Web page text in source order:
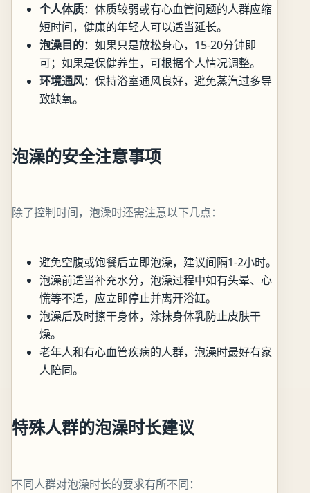
个人体质：体质较弱或有心血管问题的人群应缩
短时间，健康的年轻人可以适当延长。
泡澡目的：如果只是放松身心，15-20分钟即
可；如果是保健养生，可根据个人情况调整。
环境通风：保持浴室通风良好，避免蒸汽过多导
致缺氧。
泡澡的安全注意事项
除了控制时间，泡澡时还需注意以下几点：
避免空腹或饱餐后立即泡澡，建议间隔1-2小时。
泡澡前适当补充水分，泡澡过程中如有头晕、心
慌等不适，应立即停止并离开浴缸。
泡澡后及时擦干身体，涂抹身体乳防止皮肤干
燥。
老年人和有心血管疾病的人群，泡澡时最好有家
人陪同。
特殊人群的泡澡时长建议
不同人群对泡澡时长的要求有所不同：